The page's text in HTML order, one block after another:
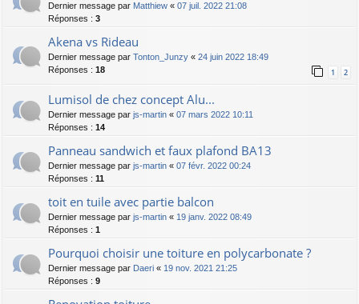
Dernier message par Matthiew « 07 juil. 2022 21:08
Réponses : 3
Akena vs Rideau
Dernier message par Tonton_Junzy « 24 juin 2022 18:49
Réponses : 18 1 2
Lumisol de chez concept Alu...
Dernier message par js-martin « 07 mars 2022 10:11
Réponses : 14
Panneau sandwich et faux plafond BA13
Dernier message par js-martin « 07 févr. 2022 00:24
Réponses : 11
toit en tuile avec partie balcon
Dernier message par js-martin « 19 janv. 2022 08:49
Réponses : 1
Pourquoi choisir une toiture en polycarbonate ?
Dernier message par Daeri « 19 nov. 2021 21:25
Réponses : 9